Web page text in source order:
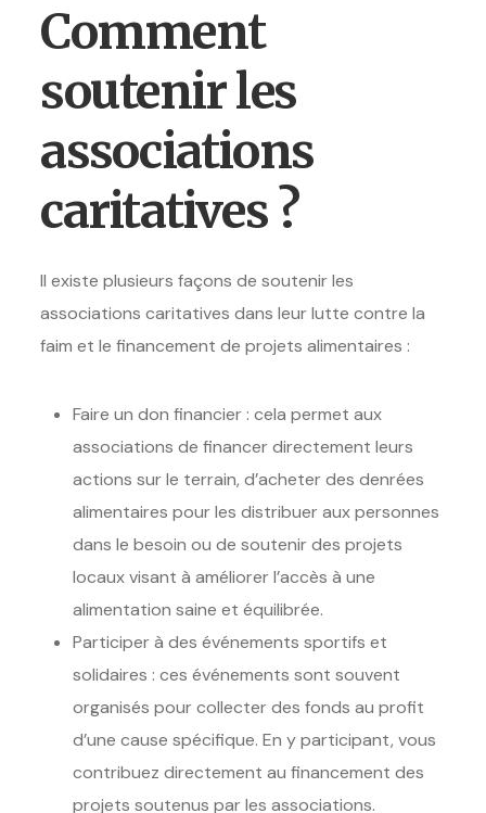
Comment
soutenir les
associations
caritatives ?
Il existe plusieurs façons de soutenir les
associations caritatives dans leur lutte contre la
faim et le financement de projets alimentaires :
Faire un don financier : cela permet aux
associations de financer directement leurs
actions sur le terrain, d’acheter des denrées
alimentaires pour les distribuer aux personnes
dans le besoin ou de soutenir des projets
locaux visant à améliorer l’accès à une
alimentation saine et équilibrée.
Participer à des événements sportifs et
solidaires : ces événements sont souvent
organisés pour collecter des fonds au profit
d’une cause spécifique. En y participant, vous
contribuez directement au financement des
projets soutenus par les associations.